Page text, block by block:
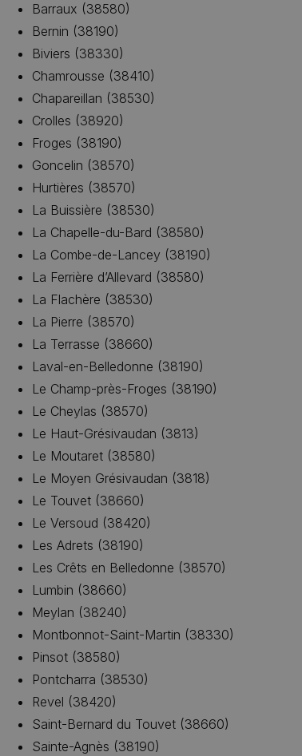
Barraux (38580)
Bernin (38190)
Biviers (38330)
Chamrousse (38410)
Chapareillan (38530)
Crolles (38920)
Froges (38190)
Goncelin (38570)
Hurtières (38570)
La Buissière (38530)
La Chapelle-du-Bard (38580)
La Combe-de-Lancey (38190)
La Ferrière d’Allevard (38580)
La Flachère (38530)
La Pierre (38570)
La Terrasse (38660)
Laval-en-Belledonne (38190)
Le Champ-près-Froges (38190)
Le Cheylas (38570)
Le Haut-Grésivaudan (3813)
Le Moutaret (38580)
Le Moyen Grésivaudan (3818)
Le Touvet (38660)
Le Versoud (38420)
Les Adrets (38190)
Les Crêts en Belledonne (38570)
Lumbin (38660)
Meylan (38240)
Montbonnot-Saint-Martin (38330)
Pinsot (38580)
Pontcharra (38530)
Revel (38420)
Saint-Bernard du Touvet (38660)
Sainte-Agnès (38190)